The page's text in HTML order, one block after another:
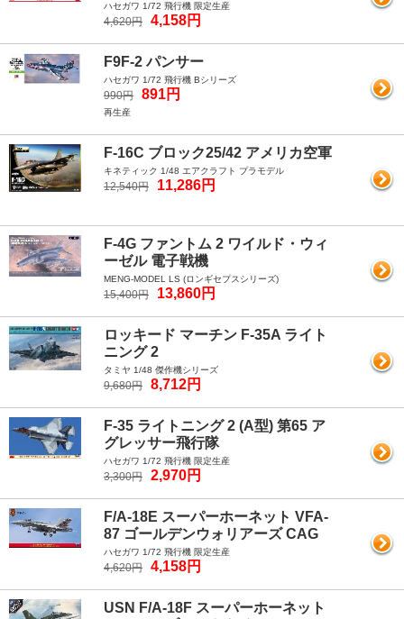
ハセガワ 1/72 飛行機 限定生産
4,620円 4,158円
F9F-2 パンサー
ハセガワ 1/72 飛行機 Bシリーズ
990円 891円
再生産
F-16C ブロック25/42 アメリカ空軍
キネティック 1/48 エアクラフト プラモデル
12,540円 11,286円
F-4G ファントム 2 ワイルド・ウィ
ーゼル 電子戦機
MENG-MODEL LS (ロンギセプスシリーズ)
15,400円 13,860円
ロッキード マーチン F-35A ライト
ニング 2
タミヤ 1/48 傑作機シリーズ
9,680円 8,712円
F-35 ライトニング 2 (A型) 第65 ア
グレッサー飛行隊
ハセガワ 1/72 飛行機 限定生産
3,300円 2,970円
F/A-18E スーパーホーネット VFA-
87 ゴールデンウォリアーズ CAG
ハセガワ 1/72 飛行機 限定生産
4,620円 4,158円
USN F/A-18F スーパーホーネット